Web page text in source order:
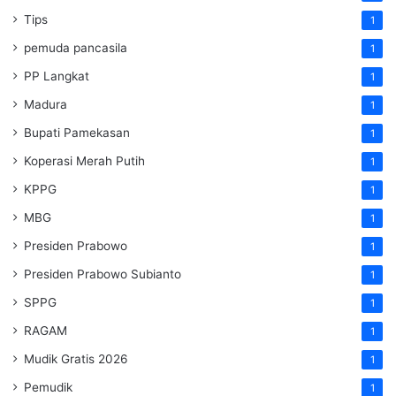
Tips 1
pemuda pancasila 1
PP Langkat 1
Madura 1
Bupati Pamekasan 1
Koperasi Merah Putih 1
KPPG 1
MBG 1
Presiden Prabowo 1
Presiden Prabowo Subianto 1
SPPG 1
RAGAM 1
Mudik Gratis 2026 1
Pemudik 1